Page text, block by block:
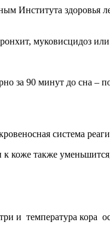
Института
муковисцидоз или
за 90 минут до сна –
система
коже также
и температура кора